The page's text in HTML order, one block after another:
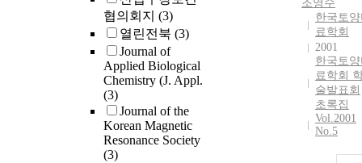
협의회지 (3)
열린전북 (3)
Journal of
Applied Biological
Chemistry (J. Appl.
(3)
Journal of the
Korean Magnetic
Resonance Society
(3)
조영수
한국토
료학회
2001
한국토
료학회
술발표회
초록집
Vol.2001
No.5